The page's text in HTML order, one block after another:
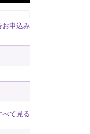
お申込み
べて見る